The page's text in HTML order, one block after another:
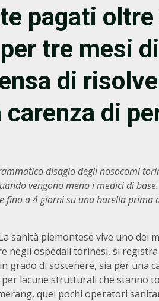
pagati
tre mesi
di
di
disagio degli nosocomi
vengono meno i medici di
fino a 4 giorni su una barella prima
sanità piemontese vive uno
negli ospedali torinesi, si
grado di sostenere, sia per una
lacune strutturali che stanno
quei pochi operatori